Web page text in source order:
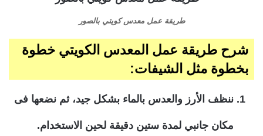
طريقة عمل معدس كويتي بالصور
شرح طريقة عمل المعدس الكويتي خطوة
بخطوة مثل الشيفات:
ننظف الأرز والعدس بالماء بشكل جيد، ثم نضعها فى
مكان جانبي لمدة ستين دقيقة لحين الاستخدام.